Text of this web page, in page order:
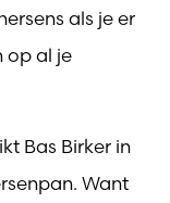
als je er
op al je
Bas Birker in
Want